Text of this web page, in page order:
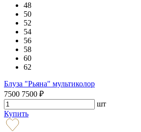
48
50
52
54
56
58
60
62
Блуза "Рьяна" мультиколор
7500 7500 ₽
шт
Купить